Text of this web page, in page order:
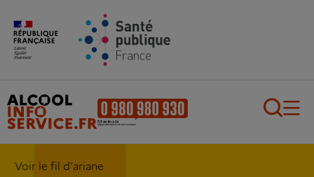
Aller au contenu principal
Voir le fil d'ariane